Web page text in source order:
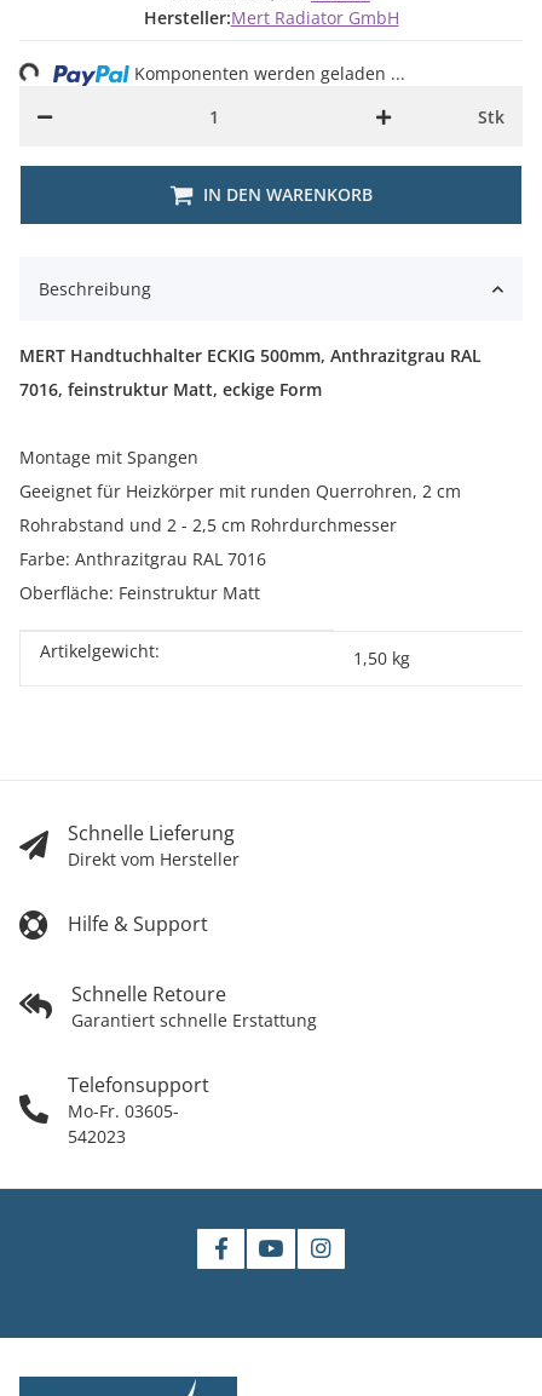
Hersteller:Mert Radiator GmbH
Stk
IN DEN WARENKORB
Komponenten werden geladen ...
Beschreibung
MERT Handtuchhalter ECKIG 500mm, Anthrazitgrau RAL
7016, feinstruktur Matt, eckige Form
Montage mit Spangen
Geeignet für Heizkörper mit runden Querrohren, 2 cm
Rohrabstand und 2 - 2,5 cm Rohrdurchmesser
Farbe: Anthrazitgrau RAL 7016
Oberfläche: Feinstruktur Matt
Produkteigenschaft
Wert
Artikelgewicht: 1,50 kg
Schnelle Lieferung
Direkt vom Hersteller
Hilfe & Support
Schnelle Retoure
Garantiert schnelle Erstattung
Telefonsupport
Mo-Fr. 03605-
542023